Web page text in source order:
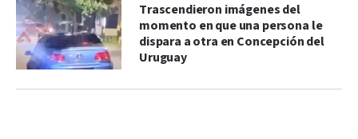
Trascendieron imágenes del
momento en que una persona le
dispara a otra en Concepción del
Uruguay